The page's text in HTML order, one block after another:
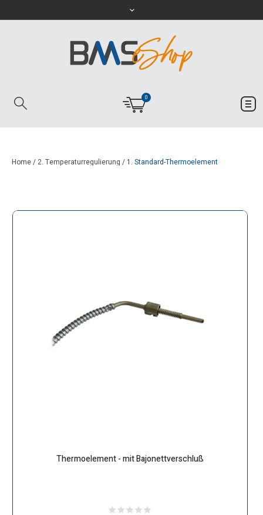
0
Home/2. Temperaturregulierung /1. Standard-Thermoelement
Thermoelement - mit Bajonettverschluß